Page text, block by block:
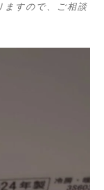
ますので、ご相談